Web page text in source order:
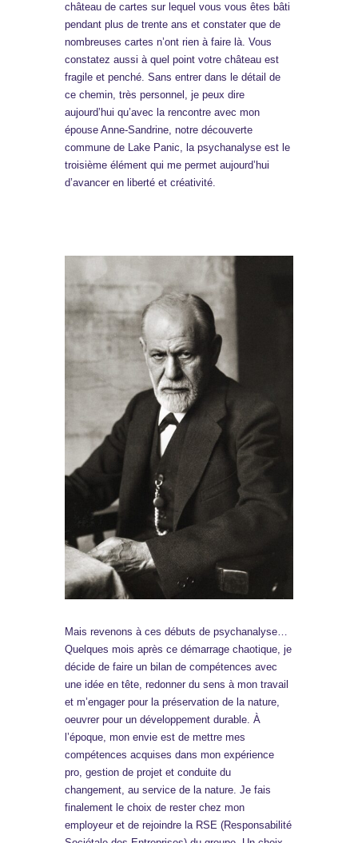
château de cartes sur lequel vous vous êtes bâti
pendant plus de trente ans et constater que de
nombreuses cartes n’ont rien à faire là. Vous
constatez aussi à quel point votre château est
fragile et penché. Sans entrer dans le détail de
ce chemin, très personnel, je peux dire
aujourd’hui qu’avec la rencontre avec mon
épouse Anne-Sandrine, notre découverte
commune de Lake Panic, la psychanalyse est le
troisième élément qui me permet aujourd’hui
d’avancer en liberté et créativité.
Mais revenons à ces débuts de psychanalyse…
Quelques mois après ce démarrage chaotique, je
décide de faire un bilan de compétences avec
une idée en tête, redonner du sens à mon travail
et m’engager pour la préservation de la nature,
oeuvrer pour un développement durable. À
l’époque, mon envie est de mettre mes
compétences acquises dans mon expérience
pro, gestion de projet et conduite du
changement, au service de la nature. Je fais
finalement le choix de rester chez mon
employeur et de rejoindre la RSE (Responsabilité